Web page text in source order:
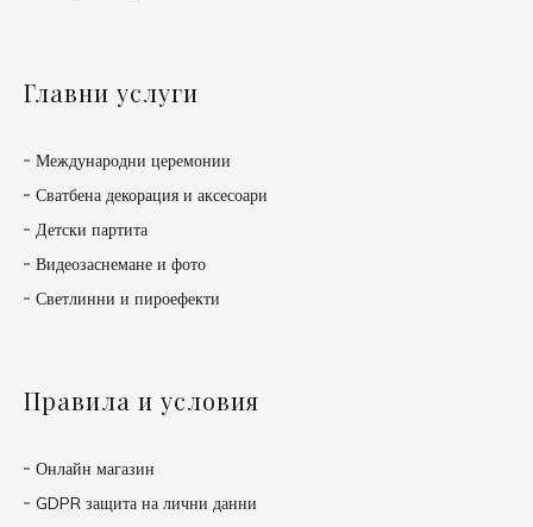
Главни услуги
Международни церемонии
Сватбена декорация и аксесоари
Детски партита
Видеозаснемане и фото
Светлинни и пироефекти
Правила и условия
Онлайн магазин
GDPR защита на лични данни